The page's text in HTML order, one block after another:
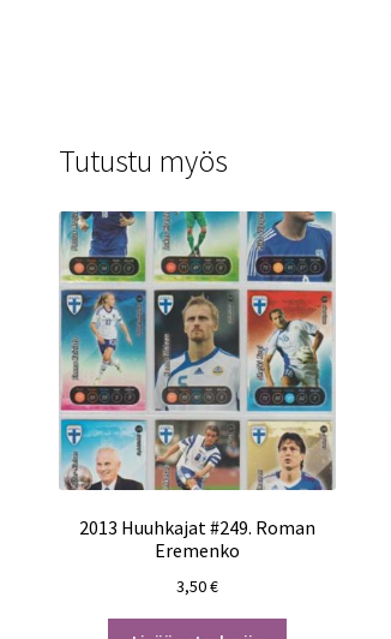
Tutustu myös
2013 Huuhkajat #249. Roman
Eremenko
3,50€